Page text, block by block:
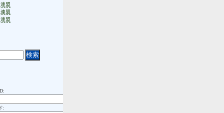
盟
盟
盟
: